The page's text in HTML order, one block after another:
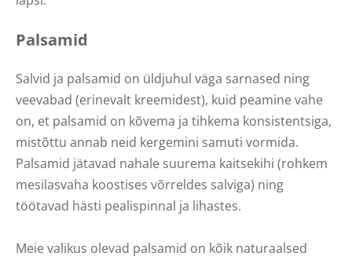
Palsamid
Salvid ja palsamid on üldjuhul väga sarnased ning
veevabad (erinevalt kreemidest), kuid peamine vahe
on, et palsamid on kõvema ja tihkema konsistentsiga,
mistõttu annab neid kergemini samuti vormida.
Palsamid jätavad nahale suurema kaitsekihi (rohkem
mesilasvaha koostises võrreldes salviga) ning
töötavad hästi pealispinnal ja lihastes.
Meie valikus olevad palsamid on kõik naturaalsed